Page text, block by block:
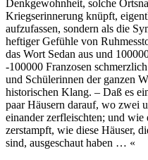
Denkgewohnheit, solche
Kriegserinnerung knüpft,
aufzufassen, sondern als die
heftiger Gefühle von
das Wort Sedan aus und
-100000 Franzosen
und Schülerinnen der ganzen
historischen Klang. – Daß es
paar Häusern darauf, wo zwei
einander zerfleischten; und
zerstampft, wie diese Häuser,
sind, ausgeschaut haben … «